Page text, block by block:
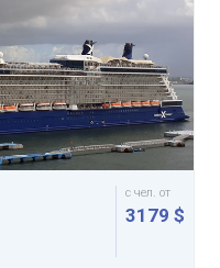
с чел. от
3179 $